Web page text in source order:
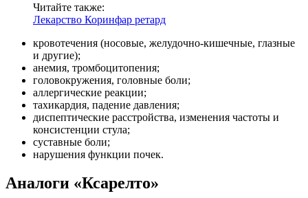
Читайте также:
Лекарство Коринфар ретард
кровотечения (носовые, желудочно-кишечные, глазные
и другие);
анемия, тромбоцитопения;
головокружения, головные боли;
аллергические реакции;
тахикардия, падение давления;
диспептические расстройства, изменения частоты и
консистенции стула;
суставные боли;
нарушения функции почек.
Аналоги «Ксарелто»